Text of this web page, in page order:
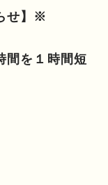
せ】※
間を１時間短